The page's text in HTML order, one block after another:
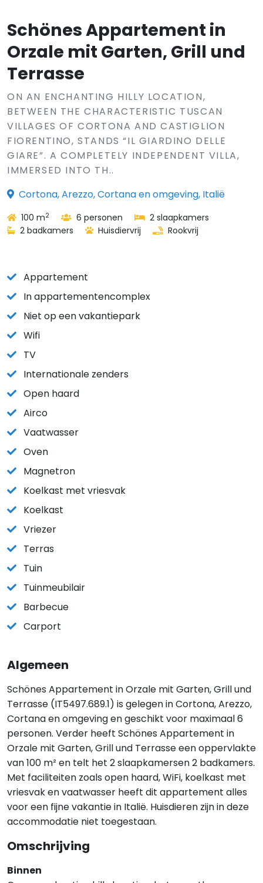
Schönes Appartement in
Orzale mit Garten, Grill und
Terrasse
ON AN ENCHANTING HILLY LOCATION,
BETWEEN THE CHARACTERISTIC TUSCAN
VILLAGES OF CORTONA AND CASTIGLION
FIORENTINO, STANDS “IL GIARDINO DELLE
GIARE”. A COMPLETELY INDEPENDENT VILLA,
IMMERSED INTO TH..
Cortona, Arezzo, Cortana en omgeving, Italië
100 m2 6 personen
2 slaapkamers
2 badkamers
Huisdiervrij Rookvrij
Appartement
In appartementencomplex
Niet op een vakantiepark
Wifi
TV
Internationale zenders
Open haard
Airco
Vaatwasser
Oven
Magnetron
Koelkast met vriesvak
Koelkast
Vriezer
Terras
Tuin
Tuinmeubilair
Barbecue
Carport
Algemeen
Schönes Appartement in Orzale mit Garten, Grill und
Terrasse (IT5497.689.1) is gelegen in Cortona, Arezzo,
Cortana en omgeving en geschikt voor maximaal 6
personen. Verder heeft Schönes Appartement in
Orzale mit Garten, Grill und Terrasse een oppervlakte
van 100 m² en telt het 2 slaapkamersen 2 badkamers.
Met faciliteiten zoals open haard, WiFi, koelkast met
vriesvak en vaatwasser heeft dit appartement alles
voor een fijne vakantie in Italië. Huisdieren zijn in deze
accommodatie niet toegestaan.
Omschrijving
Binnen